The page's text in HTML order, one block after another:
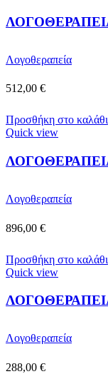
Λογοθεραπεία
512,00 €
Προσθήκη στο καλάθι
Quick view
Λογοθεραπεία
896,00 €
Προσθήκη στο καλάθι
Quick view
Λογοθεραπεία
288,00 €